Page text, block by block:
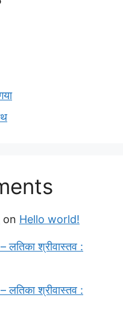
on Hello world!
लतिका श्रीवास्तव :
लतिका श्रीवास्तव :